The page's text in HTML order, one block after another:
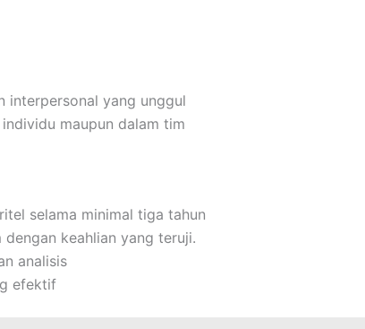
interpersonal yang unggul
maupun dalam tim
selama minimal tiga tahun
keahlian yang teruji.
analisis
efektif